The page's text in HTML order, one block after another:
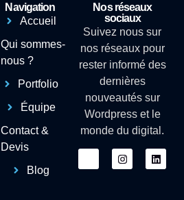
Navigation
Accueil
Qui sommes-
nous ?
Portfolio
Équipe
Contact &
Devis
Blog
Nos réseaux
sociaux
Suivez nous sur
nos réseaux pour
rester informé des
dernières
nouveautés sur
Wordpress et le
monde du digital.